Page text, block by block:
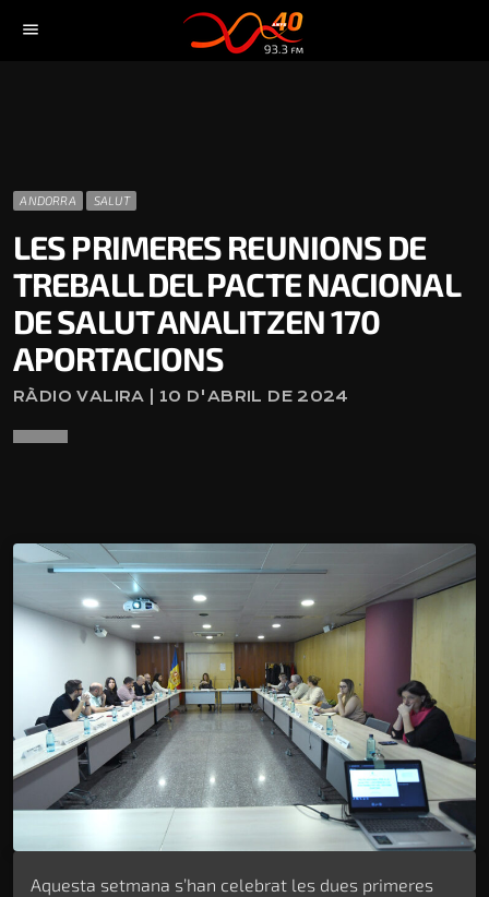
menu
ANDORRA SALUT
LES PRIMERES REUNIONS DE
TREBALL DEL PACTE NACIONAL
DE SALUT ANALITZEN 170
APORTACIONS
RÀDIO VALIRA | 10 D'ABRIL DE 2024
Aquesta setmana s’han celebrat les dues primeres